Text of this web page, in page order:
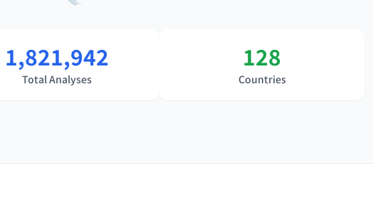
1,821,942
Total Analyses
128
Countries